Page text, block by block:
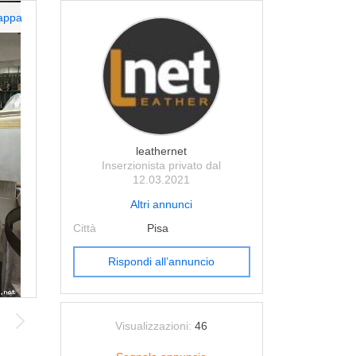
leathernet
Inserzionista privato dal
12.03.2021
Altri annunci
Città
Pisa
Rispondi all’annuncio
Visualizzazioni: 46